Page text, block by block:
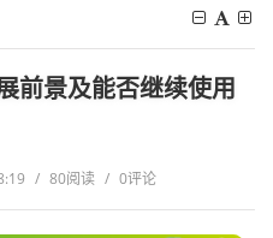
前景及能否继续使用
/ 80阅读 / 0评论